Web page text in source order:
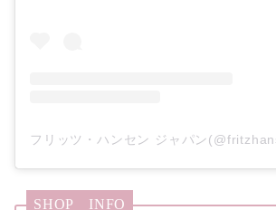
SHOP INFO